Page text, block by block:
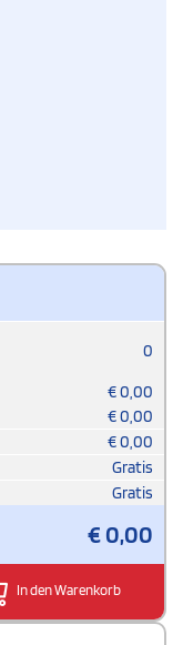
0
€0,00
€0,00
€0,00
Gratis
Gratis
€0,00
In den Warenkorb